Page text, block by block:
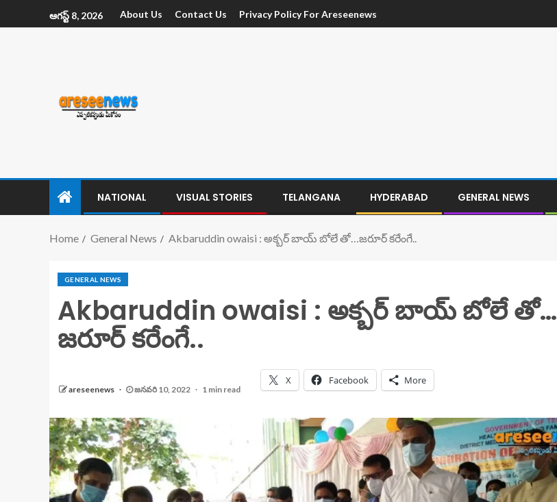
ఆగస్ట్ 8, 2026 About Us Contact Us Privacy Policy For Areseenews
NATIONAL VISUAL STORIES TELANGANA HYDERABAD GENERAL NEWS
Home General News Akbaruddin owaisi : అక్బర్ బాయ్ బోలే తో…జరూర్ కరేంగే..
GENERAL NEWS
Akbaruddin owaisi : అక్బర్ బాయ్ బోలే తో…
జరూర్ కరేంగే..
areseenews జనవరి 10, 2022 1 min read
X Facebook More